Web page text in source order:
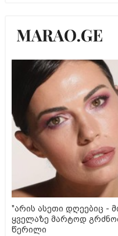
"არის ასეთი დღეებიც -
ყველაზე მარტოდ
წერილი